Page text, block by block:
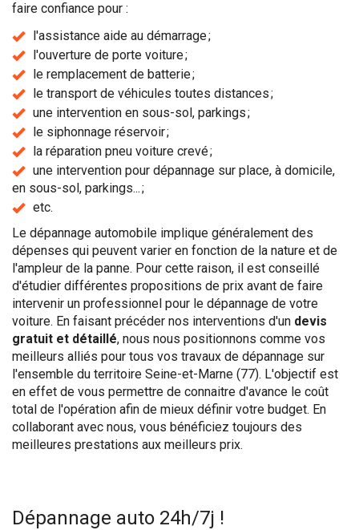
faire confiance pour :
l'assistance aide au démarrage ;
l'ouverture de porte voiture ;
le remplacement de batterie ;
le transport de véhicules toutes distances ;
une intervention en sous-sol, parkings ;
le siphonnage réservoir ;
la réparation pneu voiture crevé ;
une intervention pour dépannage sur place, à domicile,
en sous-sol, parkings... ;
etc.
Le dépannage automobile implique généralement des
dépenses qui peuvent varier en fonction de la nature et de
l'ampleur de la panne. Pour cette raison, il est conseillé
d'étudier différentes propositions de prix avant de faire
intervenir un professionnel pour le dépannage de votre
voiture. En faisant précéder nos interventions d'un devis
gratuit et détaillé, nous nous positionnons comme vos
meilleurs alliés pour tous vos travaux de dépannage sur
l'ensemble du territoire Seine-et-Marne (77). L'objectif est
en effet de vous permettre de connaitre d'avance le coût
total de l'opération afin de mieux définir votre budget. En
collaborant avec nous, vous bénéficiez toujours des
meilleures prestations aux meilleurs prix.
Dépannage auto 24h/7j !